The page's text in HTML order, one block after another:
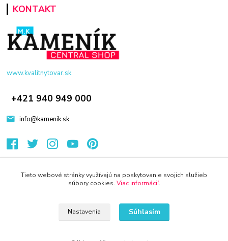
KONTAKT
www.kvalitnytovar.sk
+421 940 949 000
info@kamenik.sk
Tieto webové stránky využívajú na poskytovanie svojich služieb
súbory cookies. Viac informácií.
Nastavenia Súhlasím